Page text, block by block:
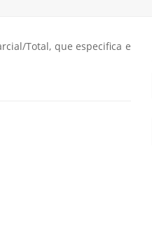
Total, que especifica e